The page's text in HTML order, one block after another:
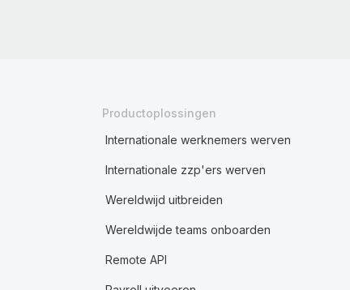
Productoplossingen
Internationale werknemers werven
Internationale zzp'ers werven
Wereldwijd uitbreiden
Wereldwijde teams onboarden
Remote API